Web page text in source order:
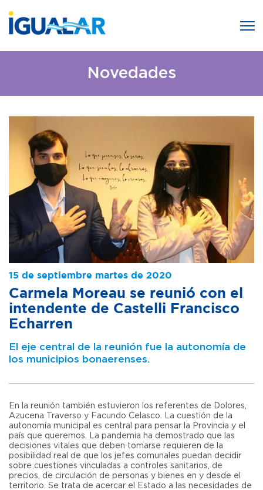
Novedades
15 de septiembre martes de 2020
Carmela Moreau se reunió con el
intendente de Castelli Francisco
Echarren
El eje central de la reunión fue la autonomía de
los municipios bonaerenses.
En la reunión también estuvieron los referentes de Dolores,
Azucena Traverso y Facundo Celasco. La cuestión de la
autonomía municipal es central para pensar la Provincia y el
país que queremos. La pandemia ha demostrado que las
decisiones vitales que deben tomarse requieren de la
posibilidad real de que los jefes comunales puedan decidir
sobre cuestiones vinculadas a controles sanitarios, de
precios, de circulación de personas y bienes en y desde el
territorio. Se trata de acercar el Estado a las necesidades de